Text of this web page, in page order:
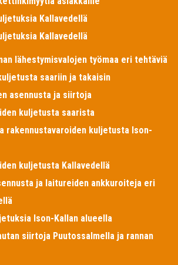
Kallavedellä
Kallavedellä
lähestymisvalojen työmaa eri tehtäviä
saariin ja takaisin
asennusta ja siirtoja
kuljetusta saarista
rakennustavaroiden kuljetusta Ison-
kuljetusta Kallavedellä
ja laitureiden ankkuroiteja eri
Ison-Kallan alueella
siirtoja Puutossalmella ja rannan